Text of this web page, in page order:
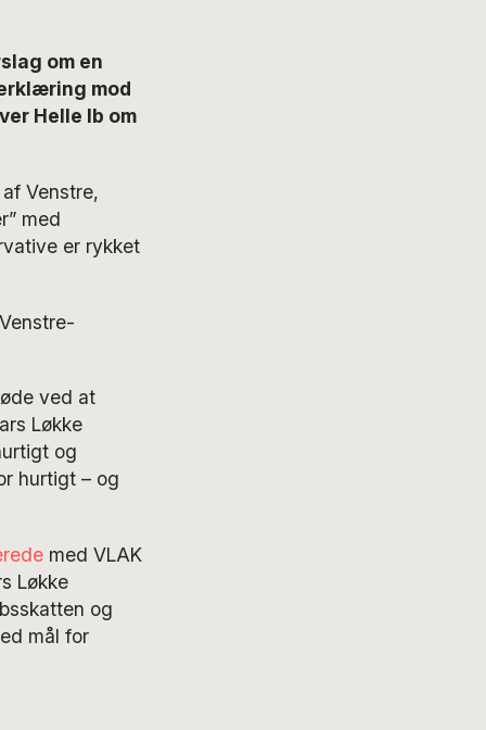
om en
mod
Helle Ib om
Venstre,
med
er rykket
ved at
Løkke
og
hurtigt – og
med VLAK
Løkke
og
mål for